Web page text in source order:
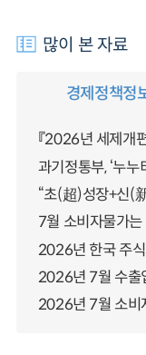
많이 본 자료
경제정책정
『2026년 세제개
과기정통부, ‘누
“초(超)성장+신(
7월 소비자물가
2026년 한국 주
2026년 7월 수출
2026년 7월 소비